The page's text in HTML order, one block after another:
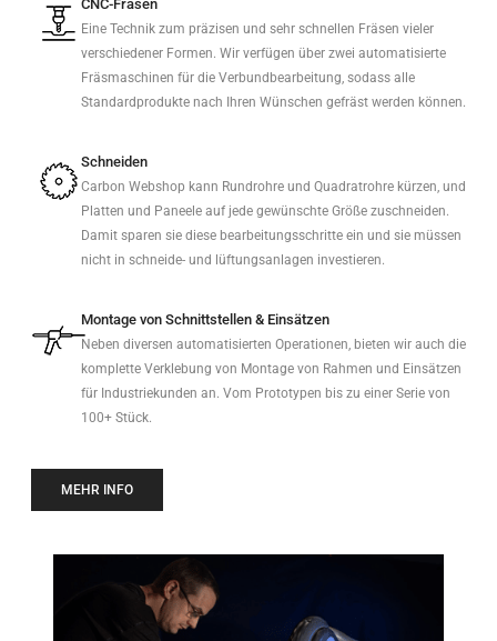
CNC-Fräsen
Eine Technik zum präzisen und sehr schnellen Fräsen vieler
verschiedener Formen. Wir verfügen über zwei automatisierte
Fräsmaschinen für die Verbundbearbeitung, sodass alle
Standardprodukte nach Ihren Wünschen gefräst werden können.
Schneiden
Carbon Webshop kann Rundrohre und Quadratrohre kürzen, und
Platten und Paneele auf jede gewünschte Größe zuschneiden.
Damit sparen sie diese bearbeitungsschritte ein und sie müssen
nicht in schneide- und lüftungsanlagen investieren.
Montage von Schnittstellen & Einsätzen
Neben diversen automatisierten Operationen, bieten wir auch die
komplette Verklebung von Montage von Rahmen und Einsätzen
für Industriekunden an. Vom Prototypen bis zu einer Serie von
100+ Stück.
MEHR INFO